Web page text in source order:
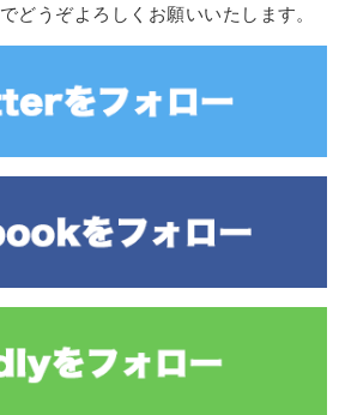
どうぞよろしくお願いいたします。